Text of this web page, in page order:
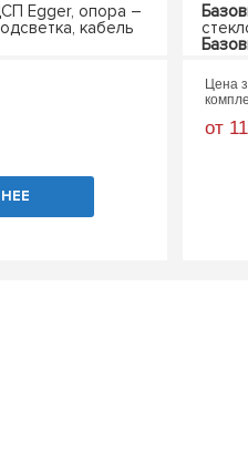
Egger, опора –
кабель
Цена
от